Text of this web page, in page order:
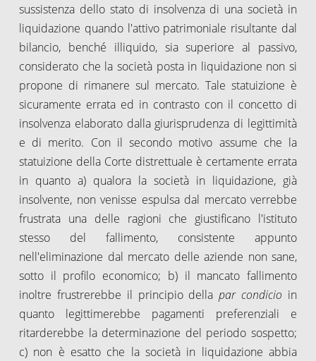
sussistenza dello stato di insolvenza di una società in
liquidazione quando l'attivo patrimoniale risultante dal
bilancio, benché illiquido, sia superiore al passivo,
considerato che la società posta in liquidazione non si
propone di rimanere sul mercato. Tale statuizione è
sicuramente errata ed in contrasto con il concetto di
insolvenza elaborato dalla giurisprudenza di legittimità
e di merito. Con il secondo motivo assume che la
statuizione della Corte distrettuale è certamente errata
in quanto a) qualora la società in liquidazione, già
insolvente, non venisse espulsa dal mercato verrebbe
frustrata una delle ragioni che giustificano l'istituto
stesso del fallimento, consistente appunto
nell'eliminazione dal mercato delle aziende non sane,
sotto il profilo economico; b) il mancato fallimento
inoltre frustrerebbe il principio dellapar condicio in
quanto legittimerebbe pagamenti preferenziali e
ritarderebbe la determinazione del periodo sospetto;
c) non è esatto che la società in liquidazione abbia